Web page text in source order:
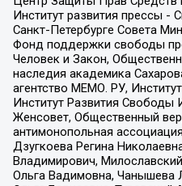
Институт развития прессы -
Санкт-Петербурге Совета
Фонд поддержки свободы
Человек и Закон,
наследия академика
агентство МЕМО. РУ,
Институт Развития
Женсовет, Общественный
антимонопольная
Дзугкоева Регина
Владимирович,
Ольга Вадимовна, Чанышева